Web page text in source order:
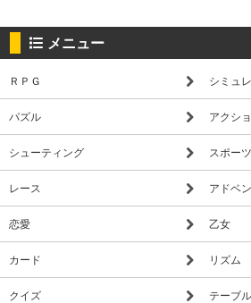
メニュー
ＲＰＧ シミュ
パズル アクシ
シューティング スポーツ
レース アドベ
恋愛 乙女
カード リズム
クイズ テーブル